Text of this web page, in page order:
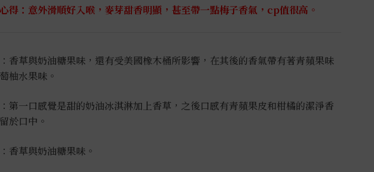
得：意外滑順好入喉，麥芽甜香明顯，甚至帶一點梅子香氣，cp值很高。
香草與奶油糖果味，還有受美國橡木桶所影響，在其後的香氣帶有著青蘋果味
柚水果味。
第一口感覺是甜的奶油冰淇淋加上香草，之後口感有青蘋果皮和柑橘的潔淨香
於口中。
香草與奶油糖果味。